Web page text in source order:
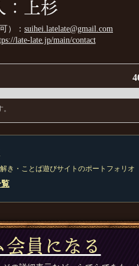
：上杉
）： suihei.latelate@gmail.com
late-late.jp/main/contact
き・ことば遊びサイトのポートフォリオ
員になる